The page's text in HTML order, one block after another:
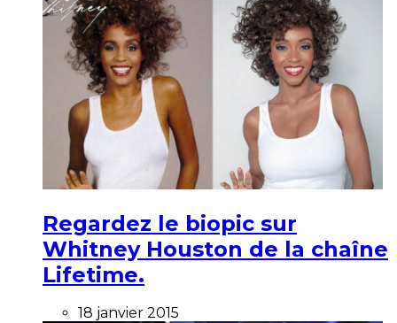
Regardez le biopic sur
Whitney Houston de la chaîne
Lifetime.
18 janvier 2015